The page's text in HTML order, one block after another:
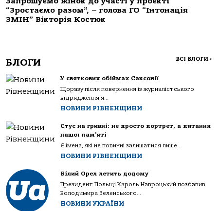
“Зростаємо разом”, – голова ГО “Інтонація
ЗМІН” Вікторія Костюк
БЛОГИ ВСІ БЛОГИ >
У святкових обіймах Саксонії
Щоразу після повернення із журналістського
відрядження я...
НОВИНИ РІВНЕНЩИНИ
Стус на гривні: не просто портрет, а питання
нашої пам’яті
Є імена, які не повинні залишатися лише...
НОВИНИ РІВНЕНЩИНИ
Білий Орел летить додому
Президент Польщі Кароль Навроцький позбавив
Володимира Зеленського...
НОВИНИ УКРАЇНИ